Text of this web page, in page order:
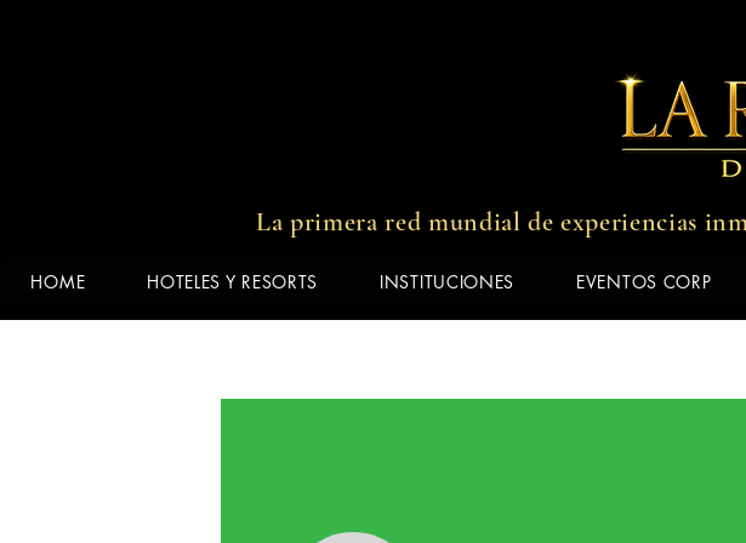
La primera red mundial de experiencias
HOME HOTELES Y RESORTS INSTITUCIONES EVENTOS CORP